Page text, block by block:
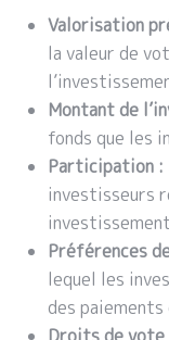
Valorisation
la valeur de
Montant de
fonds que les
Participation :
investisseurs
Préférences
lequel les
des